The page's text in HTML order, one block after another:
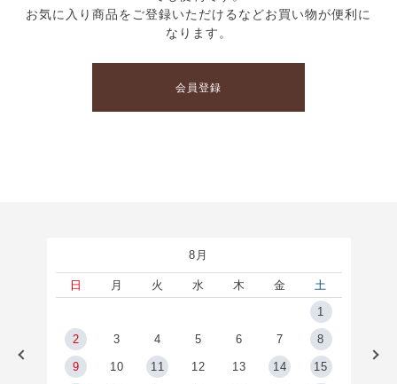
お気に入り商品をご登録いただけるなどお買い物が便利に
なります。
会員登録
8月
日 月 火 水 木 金
土
1
2 3 4 5 6 7 8
9 10 11 12 13 14 15